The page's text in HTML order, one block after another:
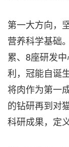
第一大方向，
营养科学基础
累、8座研发
利，冠能自诞
将肉作为第一
的钻研再到对
科研成果，定